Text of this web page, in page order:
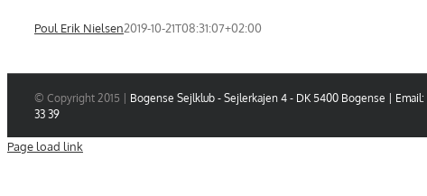
Poul Erik Nielsen2019-10-21T08:31:07+02:00
© Copyright 2015 | Bogense Sejlklub - Sejlerkajen 4 - DK 5400 Bogense | Email:
33 39
Page load link